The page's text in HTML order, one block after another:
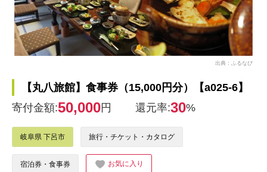
出典：ふるなび
【丸八旅館】食事券（15,000円分）【a025-6】
寄付金額:50,000円 還元率:30%
岐阜県 下呂市 旅行・チケット・カタログ
宿泊券・食事券 お気に入り